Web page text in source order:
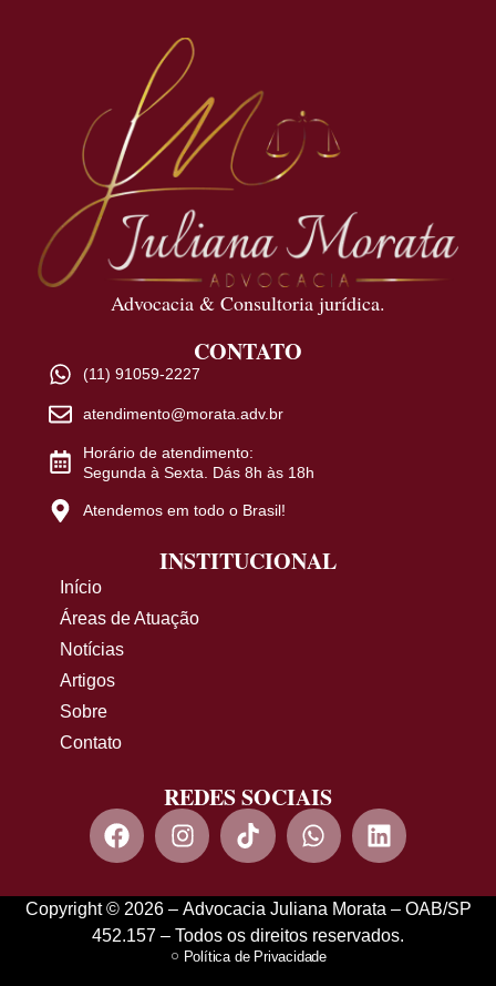
Advocacia & Consultoria jurídica.
CONTATO
(11) 91059-2227
atendimento@morata.adv.br
Horário de atendimento:
Segunda à Sexta. Dás 8h às 18h
Atendemos em todo o Brasil!
INSTITUCIONAL
Início
Áreas de Atuação
Notícias
Artigos
Sobre
Contato
REDES SOCIAIS
Copyright © 2026 – Advocacia Juliana Morata – OAB/SP
452.157 – Todos os direitos reservados.
Política de Privacidade